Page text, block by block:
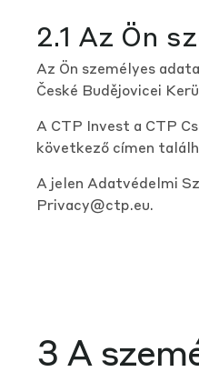
2.1 Az Ön
Az Ön személyes
České Budějovicei
A CTP Invest a CTP
következő címen
A jelen Adatvédelmi
Privacy@ctp.eu.
3 A